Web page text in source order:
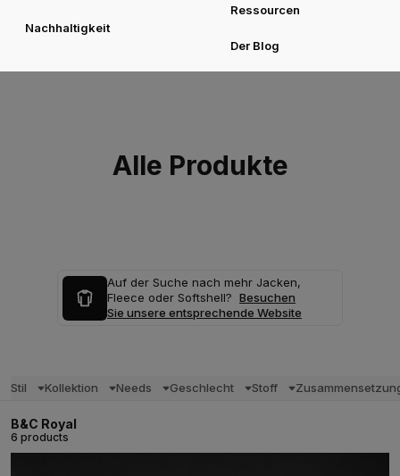
Nachhaltigkeit
Ressourcen
Der Blog
Alle Produkte
Auf der Suche nach mehr Jacken,
Fleece oder Softshell? Besuchen
Sie unsere entsprechende Website
Stil Kollektion Needs Geschlecht Stoff
B&C Royal
6 products